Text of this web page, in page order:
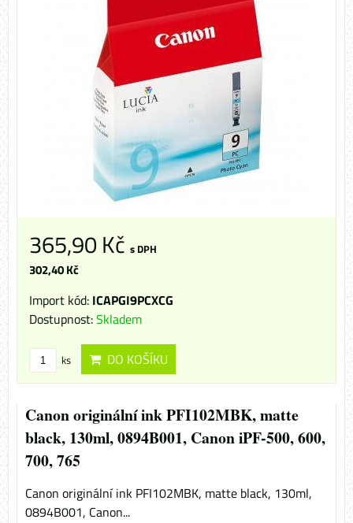
365,90 Kč s DPH
302,40 Kč
Import kód: ICAPGI9PCXCG
Dostupnost:Skladem
ks DO KOŠÍKU
Canon originální ink PFI102MBK, matte
black, 130ml, 0894B001, Canon iPF-500, 600,
700, 765
Canon originální ink PFI102MBK, matte black, 130ml,
0894B001, Canon...